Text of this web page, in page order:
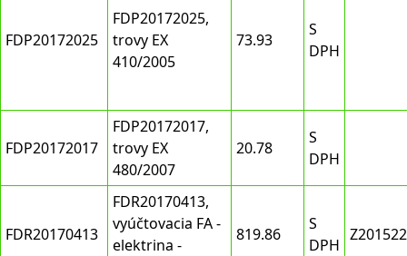
FDP20172025
FDP20172025,
trovy EX
410/2005
73.93
S
DPH
FDP20172017
FDP20172017,
trovy EX
480/2007
20.78
S
DPH
FDR20170413
FDR20170413,
vyúčtovacia FA -
elektrina -
819.86
S
DPH